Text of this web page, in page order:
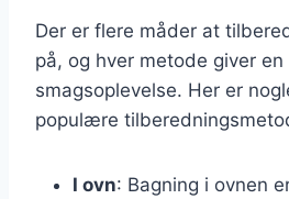
Der er flere måder at
på, og hver metode giver en
smagsoplevelse. Her er
populære
I ovn: Bagning i ovnen